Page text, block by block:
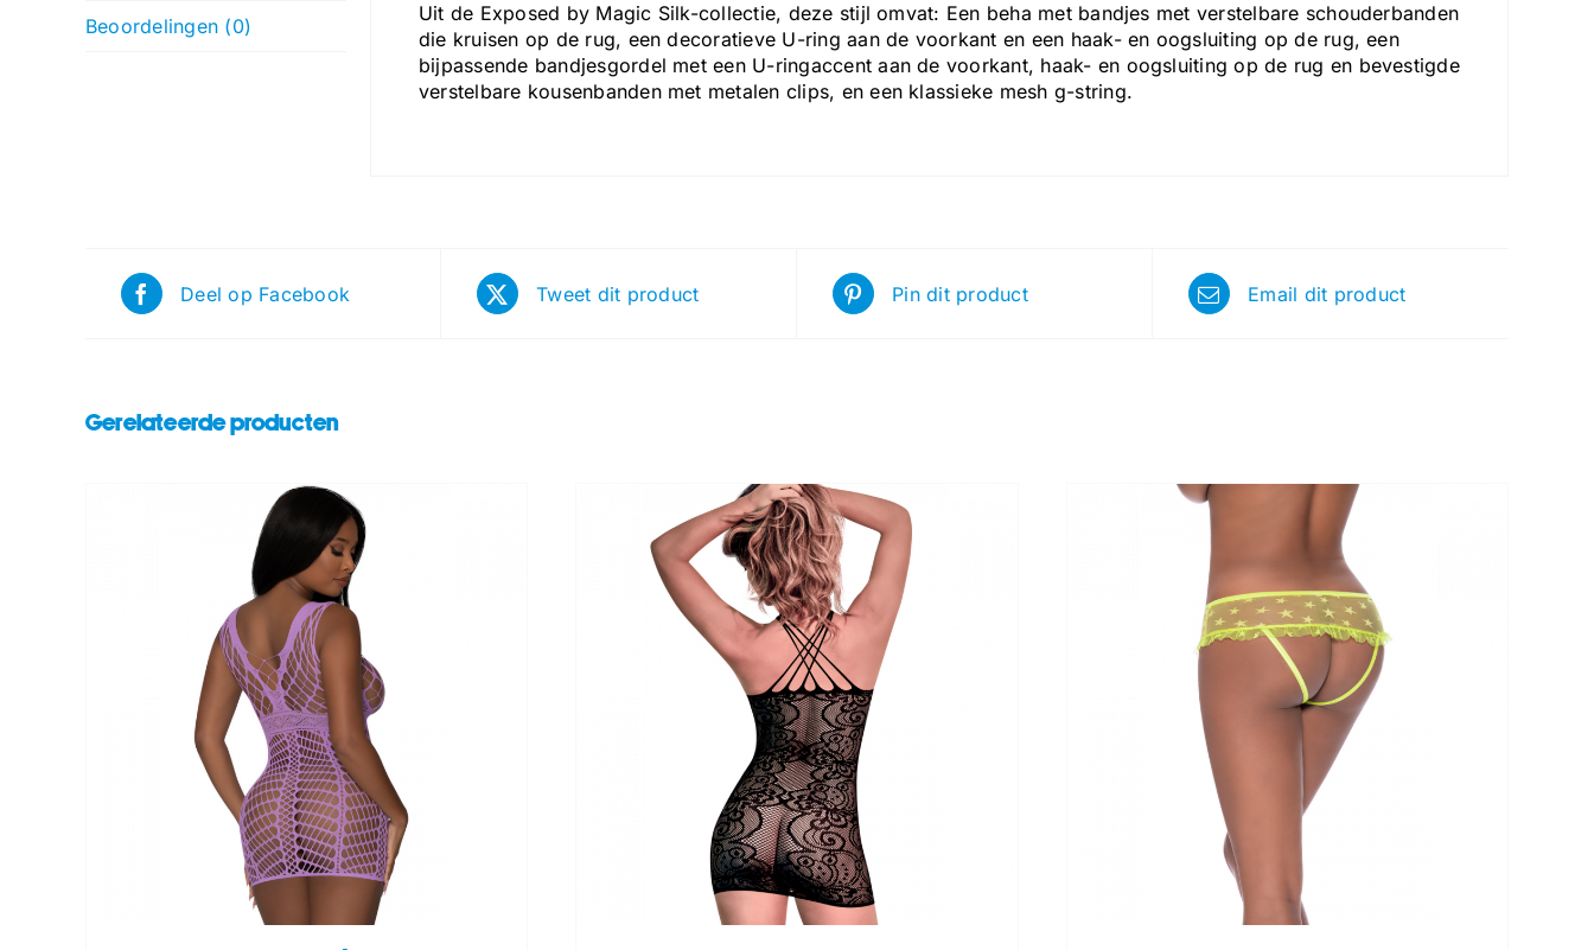
Beoordelingen (0)
Uit de Exposed by Magic Silk-collectie, deze stijl omvat: Een beha met bandjes met verstelbare schouderbanden
die kruisen op de rug, een decoratieve U-ring aan de voorkant en een haak- en oogsluiting op de rug, een
bijpassende bandjesgordel met een U-ringaccent aan de voorkant, haak- en oogsluiting op de rug en bevestigde
verstelbare kousenbanden met metalen clips, en een klassieke mesh g-string.
Deel op Facebook Tweet dit product Pin dit product Email dit product
Gerelateerde producten
TOEVOEGEN AAN WINKELWAGEN
DETAILS
TOEVOEGEN AAN WINKELWAGEN
DETAILS